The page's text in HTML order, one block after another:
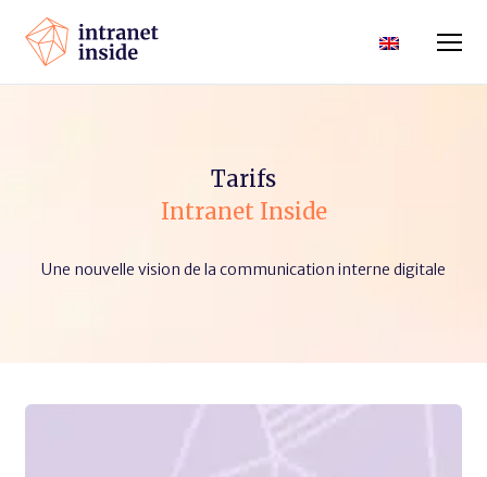
Tarifs
Intranet Inside
Une nouvelle vision de la communication interne digitale